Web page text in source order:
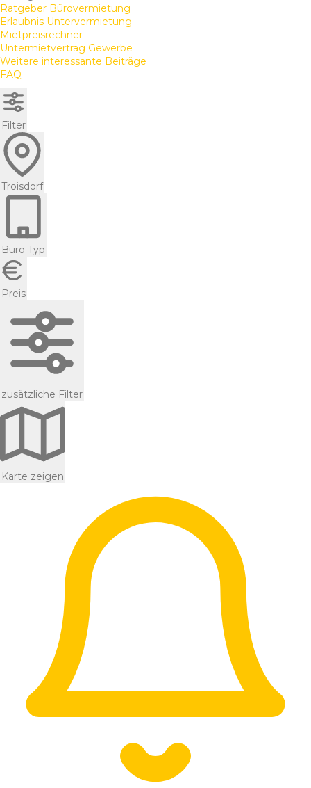
Ratgeber Bürovermietung
Erlaubnis Untervermietung
Mietpreisrechner
Untermietvertrag Gewerbe
Weitere interessante Beiträge
FAQ
Filter
Troisdorf
Büro Typ
Preis
zusätzliche Filter
Karte zeigen